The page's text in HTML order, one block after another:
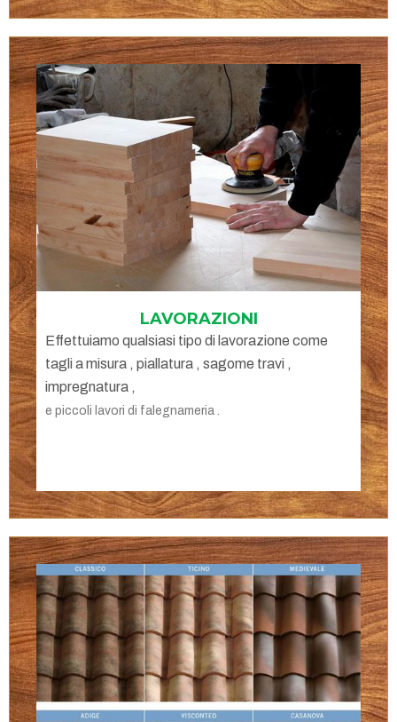
LAVORAZIONI
Effettuiamo qualsiasi tipo di lavorazione come
tagli a misura , piallatura , sagome travi ,
impregnatura ,
e piccoli lavori di falegnameria .